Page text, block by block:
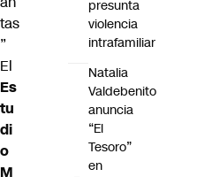
tas
”
El
Es
tu
di
o
M
presunta
violencia
intrafamiliar
Natalia
Valdebenito
anuncia
“El
Tesoro”
en